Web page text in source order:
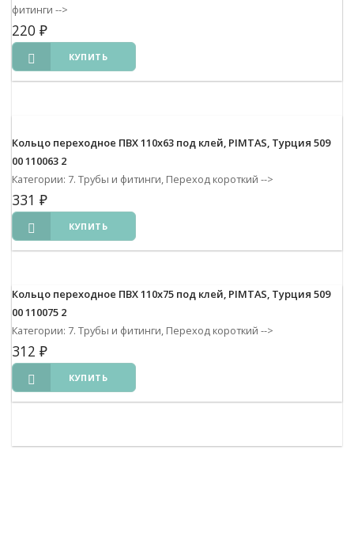
фитинги -->
220 ₽
КУПИТЬ
Кольцо переходное ПВХ 110х63 под клей, PIMTAS, Турция 509
00 110063 2
Категории: 7. Трубы и фитинги, Переход короткий -->
331 ₽
КУПИТЬ
Кольцо переходное ПВХ 110х75 под клей, PIMTAS, Турция 509
00 110075 2
Категории: 7. Трубы и фитинги, Переход короткий -->
312 ₽
КУПИТЬ